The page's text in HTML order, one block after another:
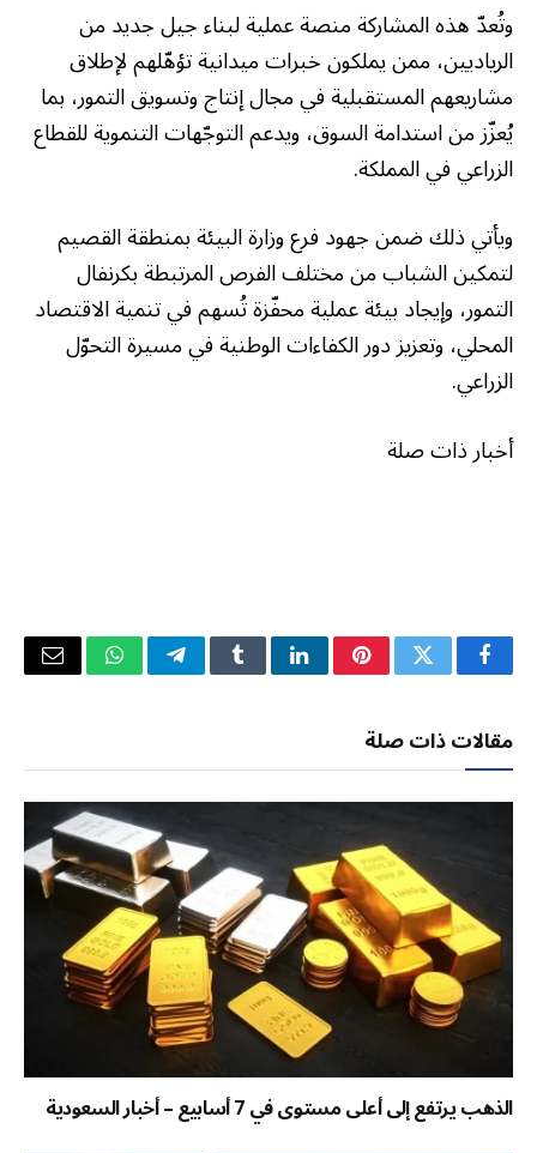
وتُعدّ هذه المشاركة منصة عملية لبناء جيل جديد من
الرياديين، ممن يملكون خبرات ميدانية تؤهّلهم لإطلاق
مشاريعهم المستقبلية في مجال إنتاج وتسويق التمور، بما
يُعزّز من استدامة السوق، ويدعم التوجّهات التنموية للقطاع
الزراعي في المملكة.
ويأتي ذلك ضمن جهود فرع وزارة البيئة بمنطقة القصيم
لتمكين الشباب من مختلف الفرص المرتبطة بكرنفال
التمور، وإيجاد بيئة عملية محفّزة تُسهم في تنمية الاقتصاد
المحلي، وتعزيز دور الكفاءات الوطنية في مسيرة التحوّل
الزراعي.
أخبار ذات صلة
فيسبوكتويتر بينتيريستلينكدإنTumblrتيلقرامواتسابالبريد
مقالات ذات صلة
الذهب يرتفع إلى أعلى مستوى في 7 أسابيع – أخبار السعودية